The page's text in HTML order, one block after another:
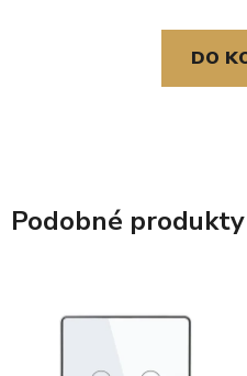
DO
Podobné produkty